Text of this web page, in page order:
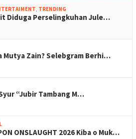
, TRENDING
Diduga Perselingkuhan Jule…
Mutya Zain? Selebgram Berhi…
“Jubir Tambang M…
ONSLAUGHT 2026 Kiba o Muk…